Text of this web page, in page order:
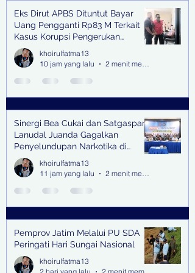
Recent Posts
Eks Dirut APBS Dituntut Bayar
Uang Pengganti Rp83 M Terkait
Kasus Korupsi Pengerukan
Tanjung Perak
khoirulfatma13
10 jam yang lalu
2 menit membaca
Sinergi Bea Cukai dan Satgaspam
Lanudal Juanda Gagalkan
Penyelundupan Narkotika di
Bandara Juanda
khoirulfatma13
11 jam yang lalu
2 menit membaca
Pemprov Jatim Melalui PU SDA
Peringati Hari Sungai Nasional
khoirulfatma13